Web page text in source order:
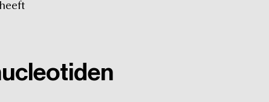
heeft